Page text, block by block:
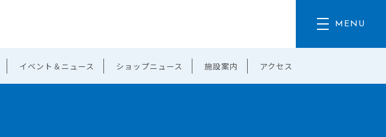
イベント＆ニュース ショップニュース 施設案内 アクセス